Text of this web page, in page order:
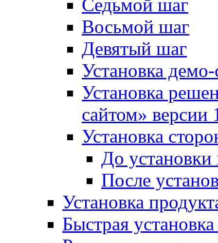
Седьмой шаг
Восьмой шаг
Девятый шаг
Установка
Установка
сайтом»
Установка
До установки
После
Установка
Быстрая